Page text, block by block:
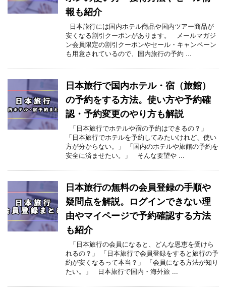
報も紹介
日本旅行には国内ホテル商品や国内ツアー商品が
安くなる割引クーポンがあります。 メールマガジ
ン会員限定の割引クーポンやセール・キャンペーン
も用意されているので、国内旅行の予約 ...
日本旅行で国内ホテル・宿（旅館）
の予約をする方法。使い方や予約確
認・予約変更のやり方も解説
「日本旅行でホテルや宿の予約はできるの？」
「日本旅行でホテルを予約してみたいけれど、使い
方が分からない。」 「国内のホテルや旅館の予約を
安全に済ませたい。」 そんな要望や ...
日本旅行の無料の会員登録の手順や
疑問点を解説。ログインできない理
由やマイページで予約確認する方法
も紹介
「日本旅行の会員になると、どんな恩恵を受けら
れるの？」 「日本旅行で会員登録をすると旅行の予
約が安くなるって本当？」 「会員になる方法が知り
たい。」 日本旅行で国内・海外旅 ...